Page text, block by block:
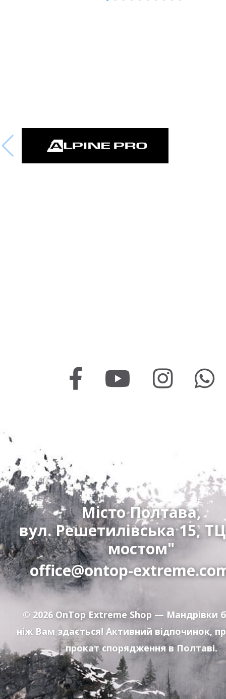
Місто Полтава,
вул. Решетилівська 15,
мостом"
office@ontop-
© 2026 OnTop Extreme Shop — Мандрівки
ніж Вам здається! Активний відпочинок,
прокат спорядження в Полтаві.